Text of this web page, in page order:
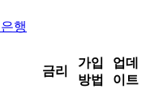
은행
금리
가입
방법
업데
이트